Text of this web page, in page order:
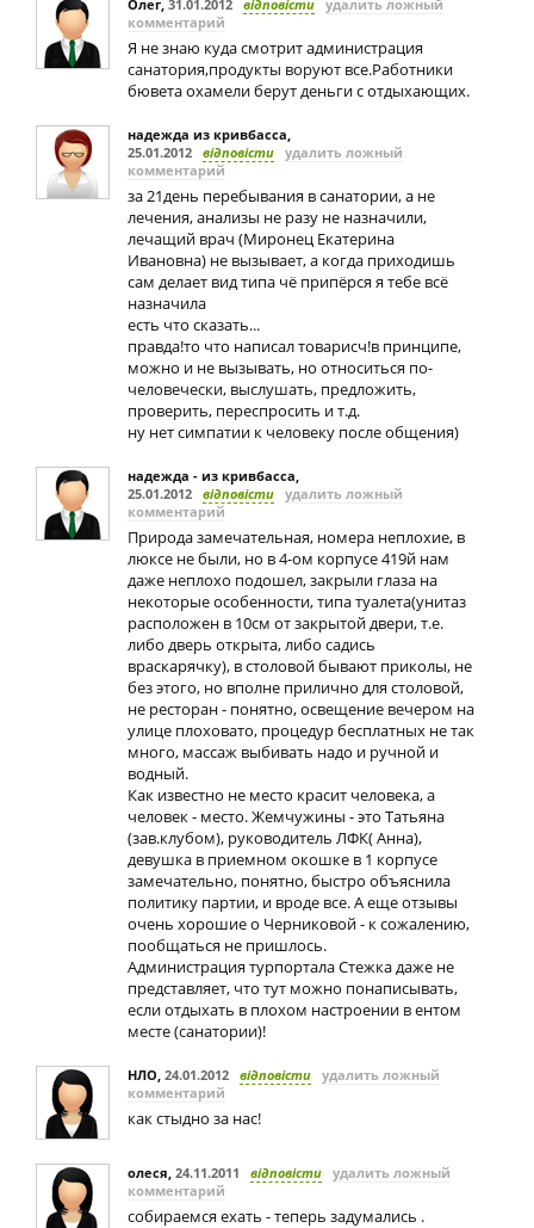
Олег, 31.01.2012 відповісти удалить ложный
комментарий
Я не знаю куда смотрит администрация
санатория,продукты воруют все.Работники
бювета охамели берут деньги с отдыхающих.
надежда из кривбасса,
25.01.2012 відповісти удалить ложный
комментарий
за 21день перебывания в санатории, а не
лечения, анализы не разу не назначили,
лечащий врач (Миронец Екатерина
Ивановна) не вызывает, а когда приходишь
сам делает вид типа чё припёрся я тебе всё
назначила
есть что сказать...
правда!то что написал товарисч!в принципе,
можно и не вызывать, но относиться по-
человечески, выслушать, предложить,
проверить, переспросить и т.д.
ну нет симпатии к человеку после общения)
надежда - из кривбасса,
25.01.2012 відповісти удалить ложный
комментарий
Природа замечательная, номера неплохие, в
люксе не были, но в 4-ом корпусе 419й нам
даже неплохо подошел, закрыли глаза на
некоторые особенности, типа туалета(унитаз
расположен в 10см от закрытой двери, т.е.
либо дверь открыта, либо садись
враскарячку), в столовой бывают приколы, не
без этого, но вполне прилично для столовой,
не ресторан - понятно, освещение вечером на
улице плоховато, процедур бесплатных не так
много, массаж выбивать надо и ручной и
водный.
Как известно не место красит человека, а
человек - место. Жемчужины - это Татьяна
(зав.клубом), руководитель ЛФК( Анна),
девушка в приемном окошке в 1 корпусе
замечательно, понятно, быстро объяснила
политику партии, и вроде все. А еще отзывы
очень хорошие о Черниковой - к сожалению,
пообщаться не пришлось.
Администрация турпортала Стежка даже не
представляет, что тут можно понаписывать,
если отдыхать в плохом настроении в ентом
месте (санатории)!
НЛО, 24.01.2012 відповісти удалить ложный
комментарий
как стыдно за нас!
олеся, 24.11.2011 відповісти удалить ложный
комментарий
собираемся ехать - теперь задумались .